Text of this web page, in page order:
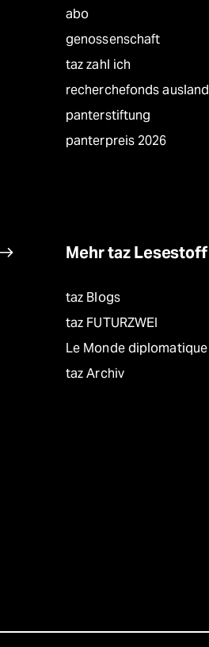
abo
genossenschaft
taz zahl ich
recherchefonds ausland
panterstiftung
panterpreis 2026
Mehr taz Lesestoff
taz Blogs
taz FUTURZWEI
Le Monde diplomatique
taz Archiv